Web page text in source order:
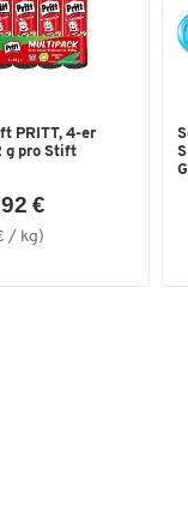
PRITT, 4-er
g pro Stift
€
/ kg)